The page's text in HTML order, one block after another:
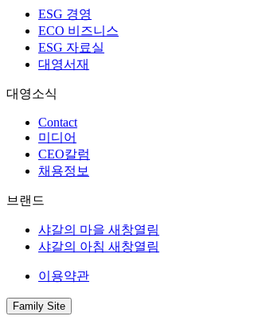
ESG 경영
ECO 비즈니스
ESG 자료실
대영서재
대영소식
Contact
미디어
CEO칼럼
채용정보
브랜드
샤갈의 마을 새창열림
샤갈의 아침 새창열림
이용약관
Family Site